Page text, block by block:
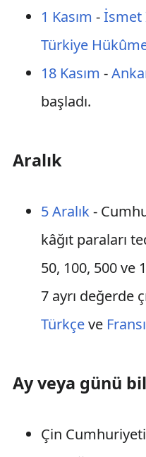
1 Kasım -İsmet
Türkiye
18 Kasım -
başladı.
Aralık
5 Aralık-
kâğıt paraları
50, 100, 500 ve
7 ayrı değerde
Türkçeve
Ay veya günü
Çin